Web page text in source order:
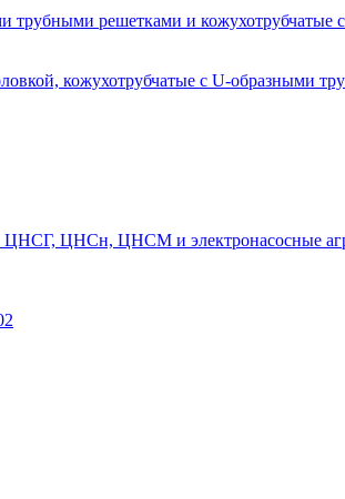
решетками и кожухотрубчатые
кожухотрубчатые с U-образными
ЦНСн, ЦНСМ и электронасосные